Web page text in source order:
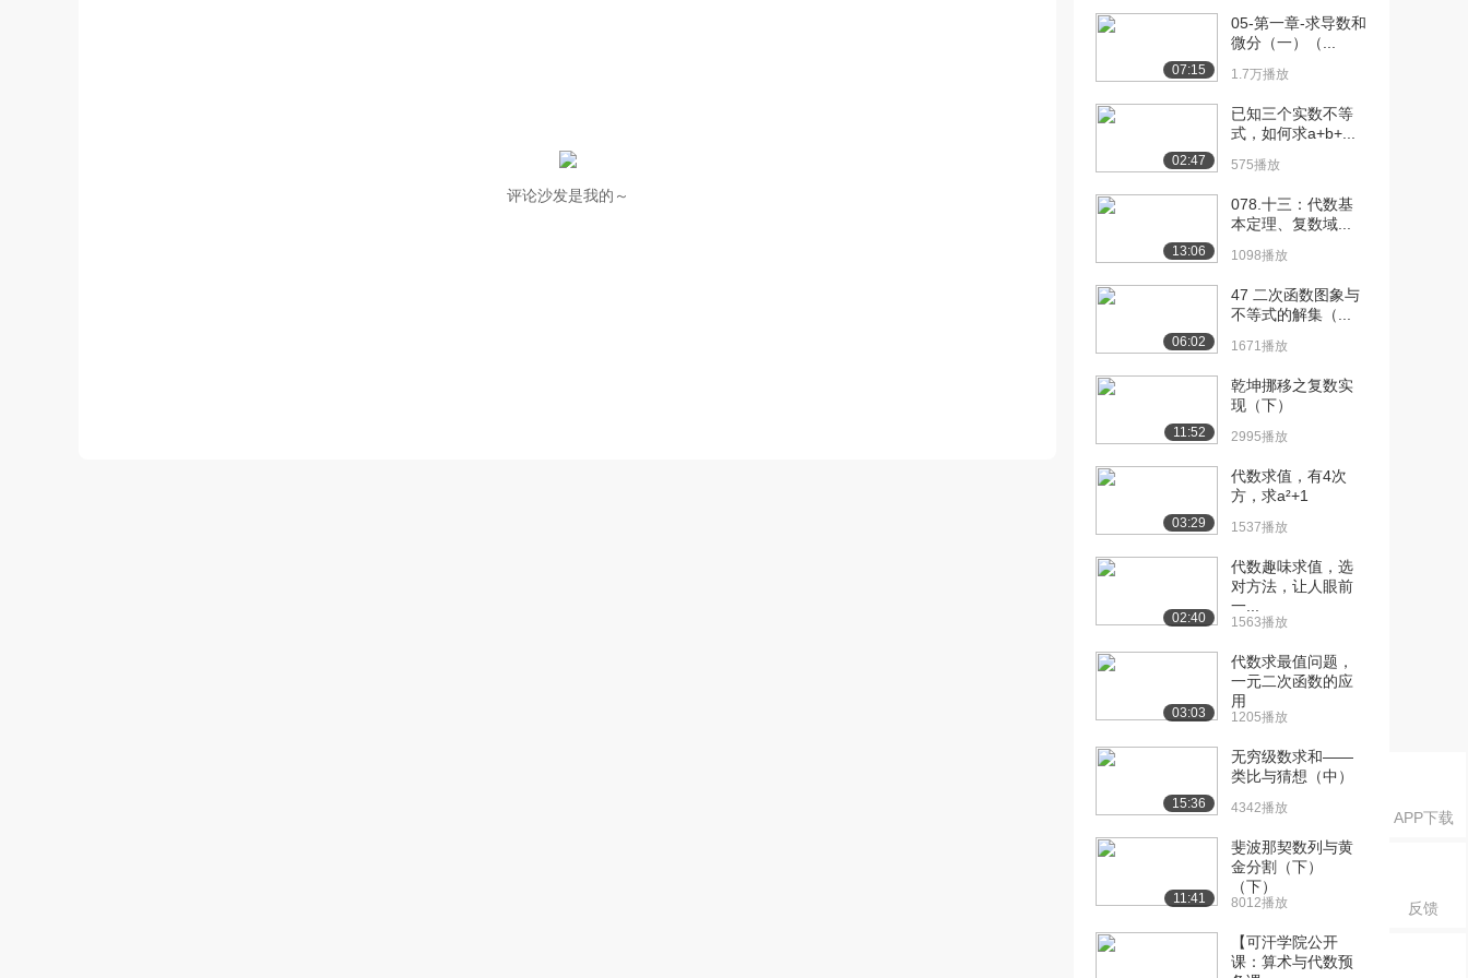
APP下载
反馈
评论沙发是我的～
[10] 第一章 极限与连续 重
要定理（四）...
1173播放
13:40
[11] 第二章 导数与微分
12:25
[12] 第二章 导数与微分
待播放
[13] 第二章 导数与微分
12:25
[14] 第二章 导数与微分
12:32
07:15
05-第一章-求导数和
微分（一）（...
1.7万播放
02:47
已知三个实数不等
式，如何求a+b+...
575播放
13:06
078.十三：代数基
本定理、复数域...
1098播放
06:02
47 二次函数图象与
不等式的解集（...
1671播放
11:52
乾坤挪移之复数实
现（下）
2995播放
03:29
代数求值，有4次
方，求a²+1
1537播放
02:40
代数趣味求值，选
对方法，让人眼前
一...
1563播放
03:03
代数求最值问题，
一元二次函数的应
用
1205播放
15:36
无穷级数求和——
类比与猜想（中）
4342播放
11:41
斐波那契数列与黄
金分割（下）
（下）
8012播放
【可汗学院公开
课：算术与代数预